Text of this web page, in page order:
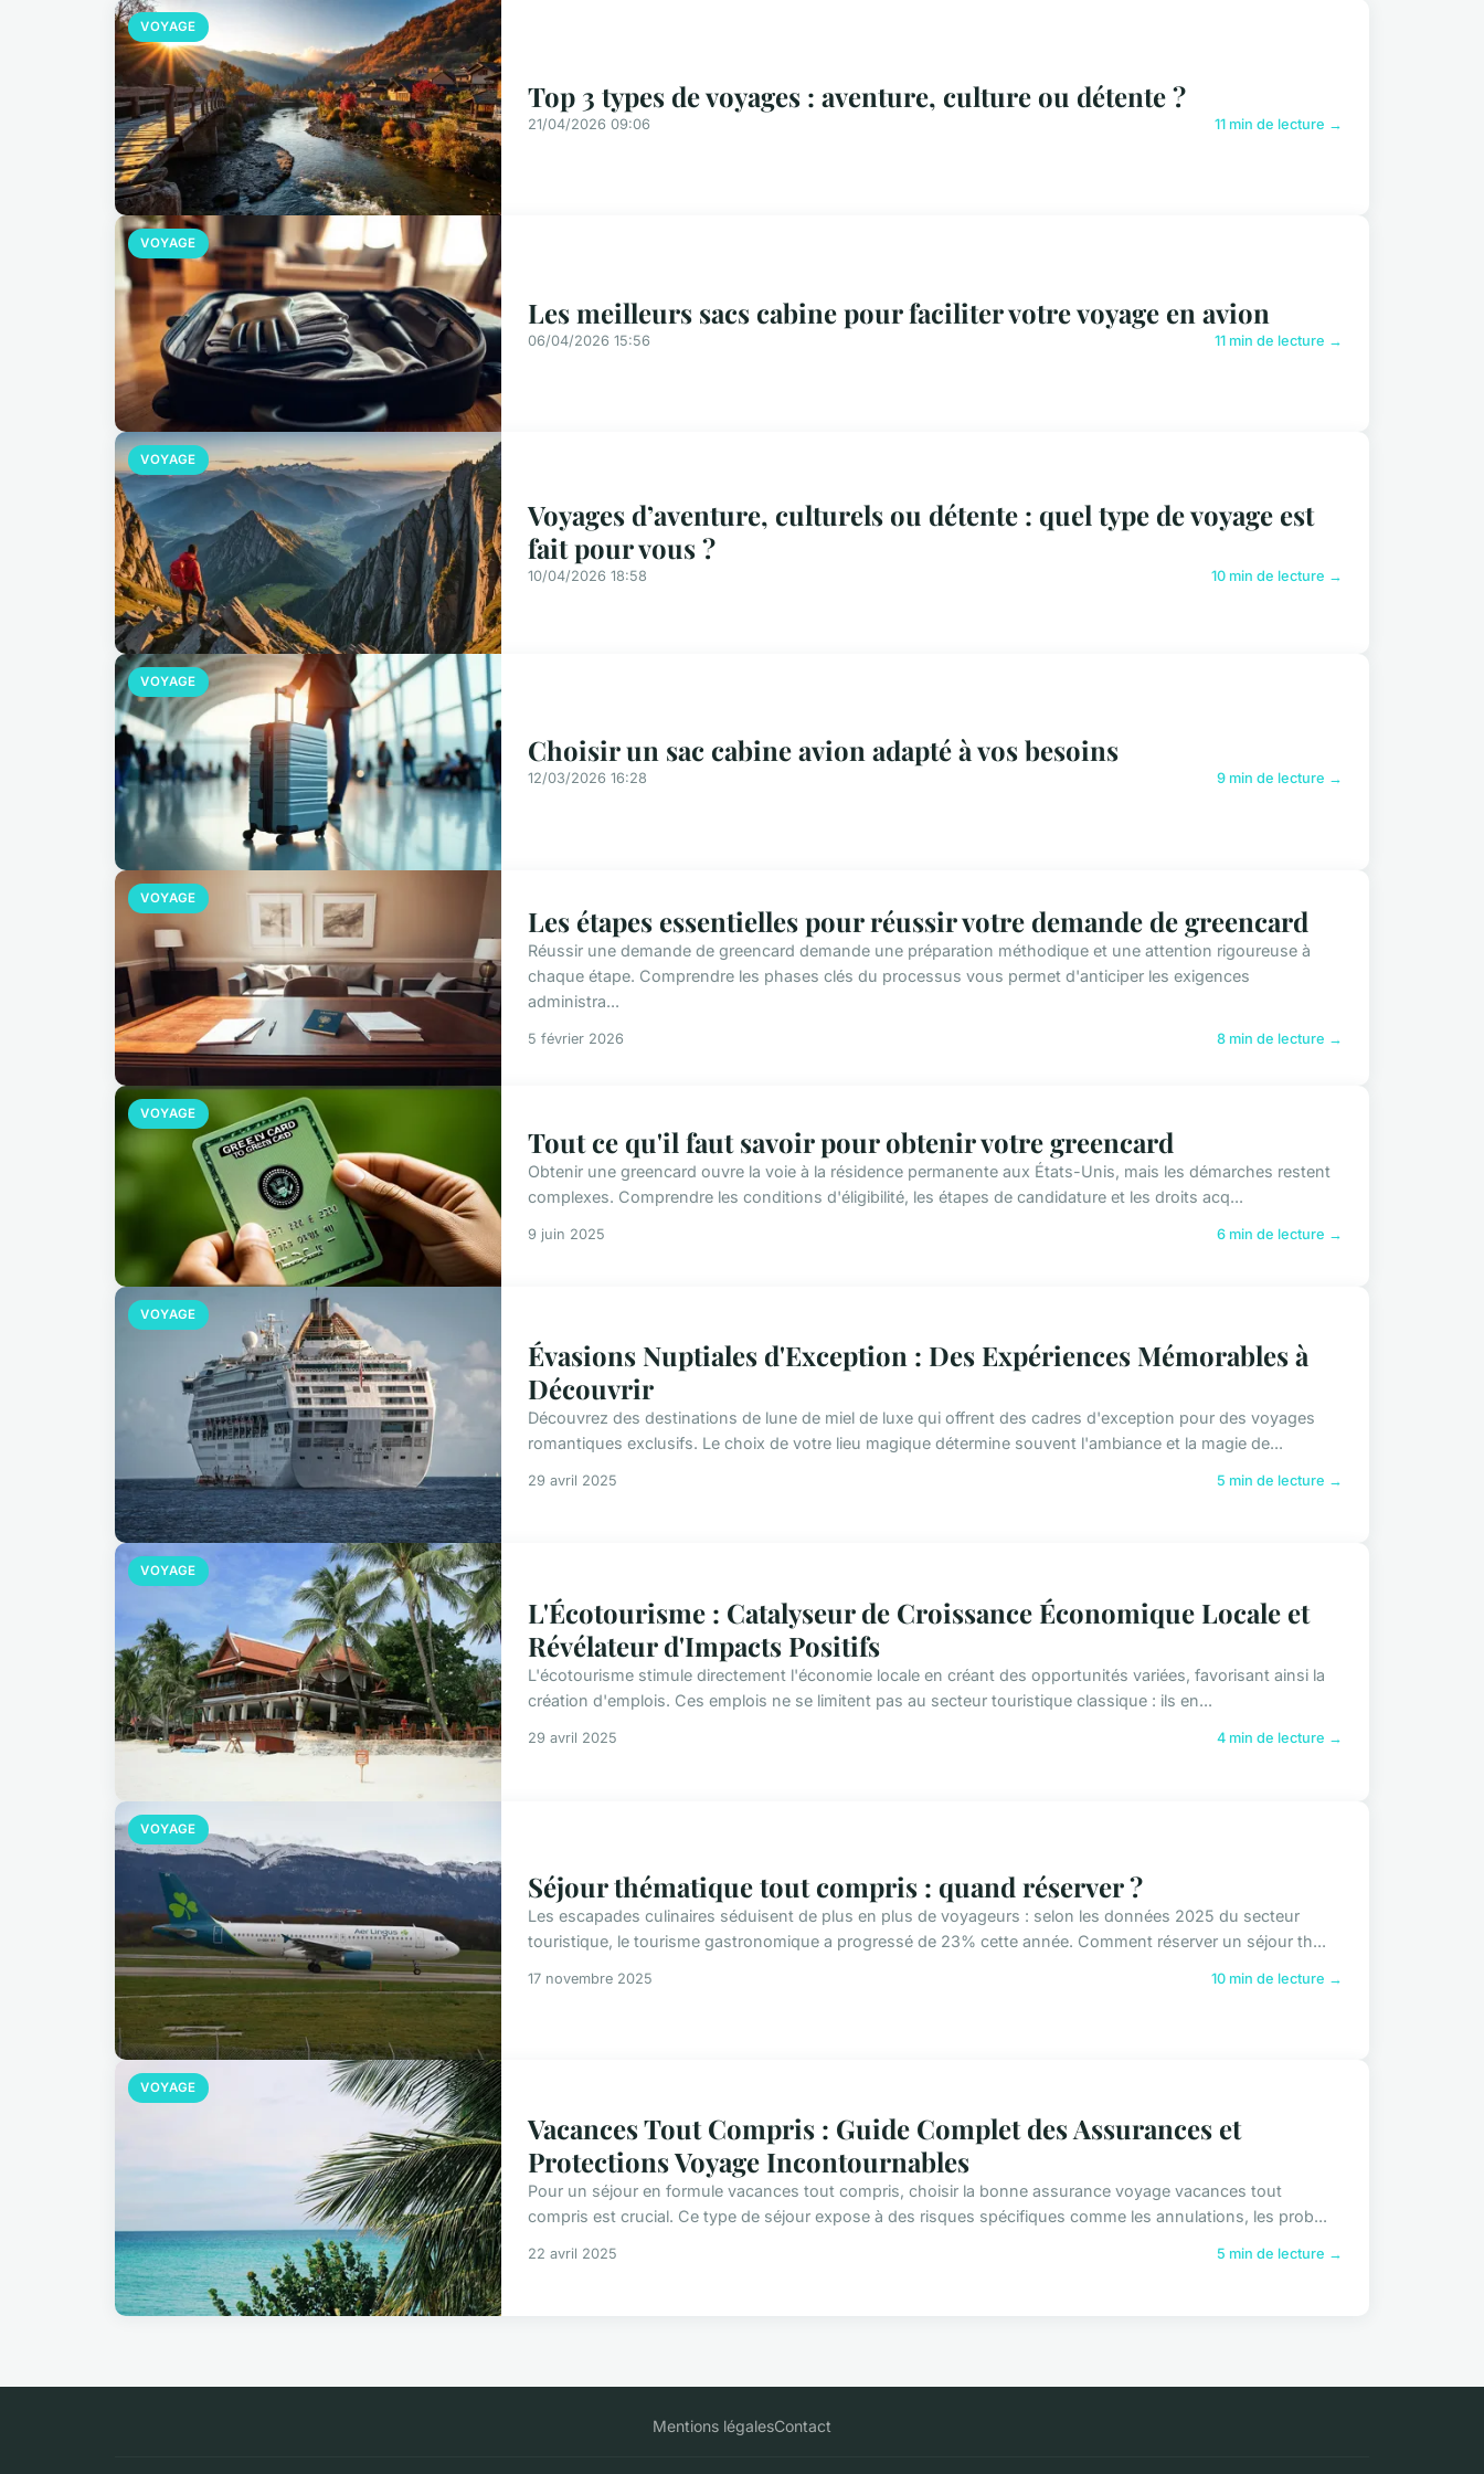
VOYAGE
Top 3 types de voyages : aventure, culture ou détente ?
21/04/2026 09:06 11 min de lecture →
VOYAGE
Les meilleurs sacs cabine pour faciliter votre voyage en avion
06/04/2026 15:56 11 min de lecture →
VOYAGE
Voyages d’aventure, culturels ou détente : quel type de voyage est
fait pour vous ?
10/04/2026 18:58 10 min de lecture →
VOYAGE
Choisir un sac cabine avion adapté à vos besoins
12/03/2026 16:28 9 min de lecture →
VOYAGE
Les étapes essentielles pour réussir votre demande de greencard
Réussir une demande de greencard demande une préparation méthodique et une attention rigoureuse à
chaque étape. Comprendre les phases clés du processus vous permet d'anticiper les exigences
administra...
5 février 2026 8 min de lecture →
VOYAGE
Tout ce qu'il faut savoir pour obtenir votre greencard
Obtenir une greencard ouvre la voie à la résidence permanente aux États-Unis, mais les démarches restent
complexes. Comprendre les conditions d'éligibilité, les étapes de candidature et les droits acq...
9 juin 2025 6 min de lecture →
VOYAGE
Évasions Nuptiales d'Exception : Des Expériences Mémorables à
Découvrir
Découvrez des destinations de lune de miel de luxe qui offrent des cadres d'exception pour des voyages
romantiques exclusifs. Le choix de votre lieu magique détermine souvent l'ambiance et la magie de...
29 avril 2025 5 min de lecture →
VOYAGE
L'Écotourisme : Catalyseur de Croissance Économique Locale et
Révélateur d'Impacts Positifs
L'écotourisme stimule directement l'économie locale en créant des opportunités variées, favorisant ainsi la
création d'emplois. Ces emplois ne se limitent pas au secteur touristique classique : ils en...
29 avril 2025 4 min de lecture →
VOYAGE
Séjour thématique tout compris : quand réserver ?
Les escapades culinaires séduisent de plus en plus de voyageurs : selon les données 2025 du secteur
touristique, le tourisme gastronomique a progressé de 23% cette année. Comment réserver un séjour th...
17 novembre 2025 10 min de lecture →
VOYAGE
Vacances Tout Compris : Guide Complet des Assurances et
Protections Voyage Incontournables
Pour un séjour en formule vacances tout compris, choisir la bonne assurance voyage vacances tout
compris est crucial. Ce type de séjour expose à des risques spécifiques comme les annulations, les prob...
22 avril 2025 5 min de lecture →
Mentions légalesContact